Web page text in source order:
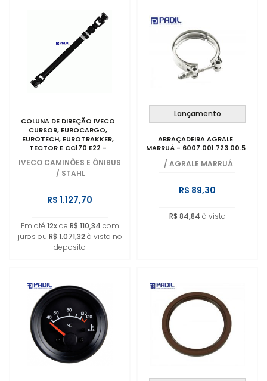
COLUNA DE DIREÇÃO IVECO
CURSOR, EUROCARGO,
EUROTECH, EUROTRAKKER,
TECTOR E CC170 E22 -
5801288375
IVECO CAMINÕES E ÔNIBUS
/ STAHL
R$ 1.127,70
Em até 12xde R$ 110,34 com
juros ou R$ 1.071,32 à vista no
deposito
Lançamento
ABRAÇADEIRA AGRALE
MARRUÁ - 6007.001.723.00.5
/ AGRALE MARRUÁ
R$ 89,30
R$ 84,84 à vista